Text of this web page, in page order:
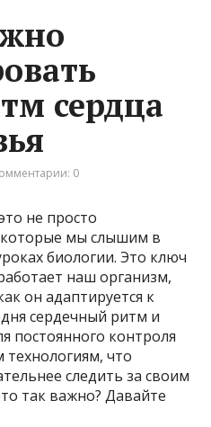
сердца
0
не просто
мы слышим в
биологии. Это ключ
наш организм,
он адаптируется к
сердечный ритм и
постоянного контроля
что
следить за своим
так важно? Давайте